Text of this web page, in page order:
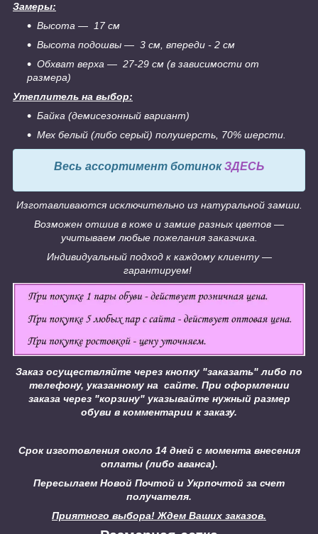
Замеры:
Высота ― 17 см
Высота подошвы ― 3 см, впереди - 2 см
Обхват верха ― 27-29 см (в зависимости от
размера)
Утеплитель на выбор:
Байка (демисезонный вариант)
Мех белый (либо серый) полушерсть, 70% шерсти.
Весь ассортимент ботинокЗДЕСЬ
Изготавливаются исключительно из натуральной замши.
Возможен отшив в коже и замше разных цветов ―
учитываем любые пожелания заказчика.
Индивидуальный подход к каждому клиенту ―
гарантируем!
Заказ осуществляйте через кнопку "заказать" либо по
телефону, указанному на сайте. При оформлении
заказа через "корзину" указывайте нужный размер
обуви в комментарии к заказу.
Срок изготовления около 14 дней с момента внесения
оплаты (либо аванса).
Пересылаем Новой Почтой и Укрпочтой за счет
получателя.
Приятного выбора! Ждем Ваших заказов.